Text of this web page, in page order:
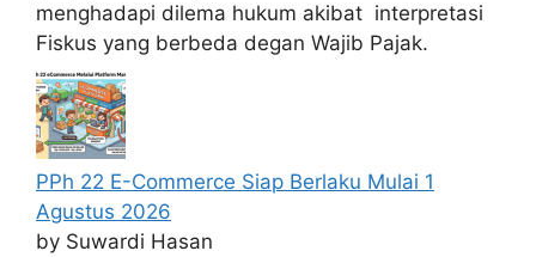
menghadapi dilema hukum akibat interpretasi
Fiskus yang berbeda degan Wajib Pajak.
PPh 22 E-Commerce Siap Berlaku Mulai 1
Agustus 2026
by Suwardi Hasan